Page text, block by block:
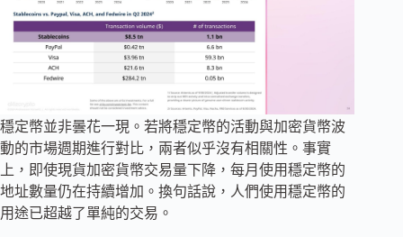
穩定幣並非曇花一現。若將穩定幣的活動與加密貨幣波
動的市場週期進行對比，兩者似乎沒有相關性。事實
上，即使現貨加密貨幣交易量下降，每月使用穩定幣的
地址數量仍在持續增加。換句話說，人們使用穩定幣的
用途已超越了單純的交易。